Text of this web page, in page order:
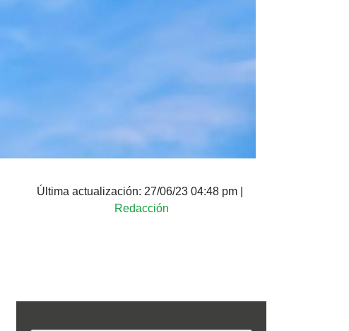
Última actualización: 27/06/23 04:48 pm
Redacción